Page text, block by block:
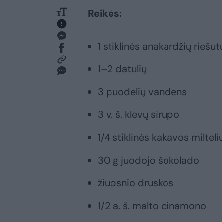
Reikės:
1 stiklinės anakardžių
1–2 datulių
3 puodelių vandens
3 v. š. klevų sirupo
1/4 stiklinės kakavos
30 g juodojo šokolado
žiupsnio druskos
1/2 a. š. malto cinamono